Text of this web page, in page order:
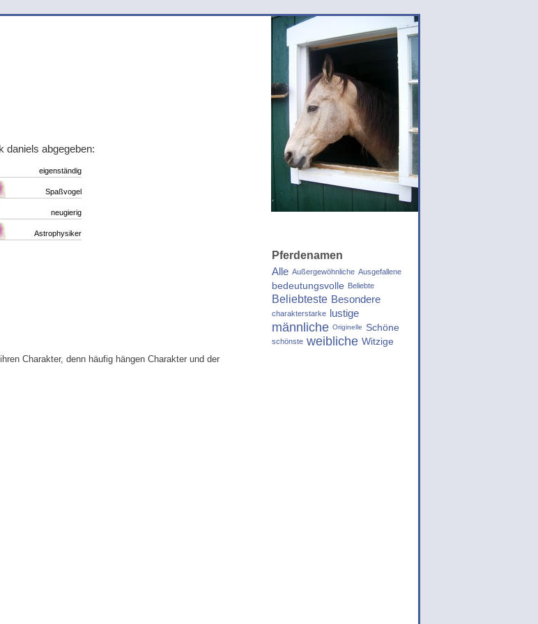
daniels abgegeben:
eigenständig
Spaßvogel
neugierig
Astrophysiker
Charakter, denn häufig hängen Charakter und der
Pferdenamen
Alle Außergewöhnliche Ausgefallene
bedeutungsvolle Beliebte
Beliebteste Besondere
charakterstarke lustige
männliche Originelle Schöne
schönste weibliche Witzige